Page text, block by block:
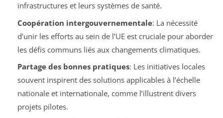
infrastructures et leurs systèmes de santé.
Coopération intergouvernementale: La nécessité
d’unir les efforts au sein de l’UE est cruciale pour aborder
les défis communs liés aux changements climatiques.
Partage des bonnes pratiques: Les initiatives locales
souvent inspirent des solutions applicables à l’échelle
nationale et internationale, comme l’illustrent divers
projets pilotes.